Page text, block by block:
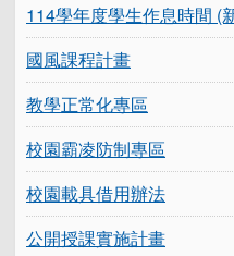
114學年度學生作息時間 (
國風課程計畫
教學正常化專區
校園霸凌防制專區
校園載具借用辦法
公開授課實施計畫